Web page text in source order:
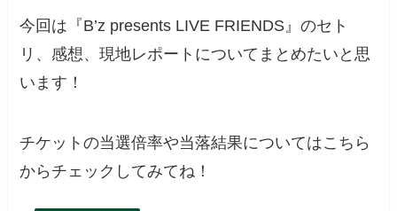
今回は 『B’z presents LIVE FRIENDS』のセト
リ、感想、現地レポートについてまとめたいと思
います！
チケットの当選倍率や当落結果についてはこちら
からチェックしてみてね！